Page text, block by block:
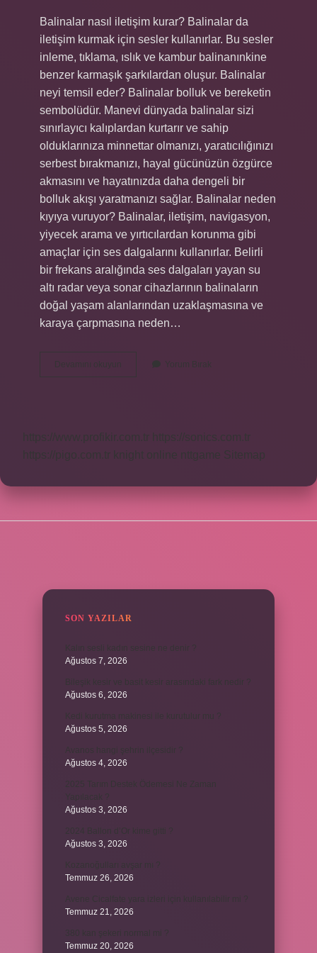
Balinalar nasıl iletişim kurar? Balinalar da
iletişim kurmak için sesler kullanırlar. Bu sesler
inleme, tıklama, ıslık ve kambur balinanınkine
benzer karmaşık şarkılardan oluşur. Balinalar
neyi temsil eder? Balinalar bolluk ve bereketin
sembolüdür. Manevi dünyada balinalar sizi
sınırlayıcı kalıplardan kurtarır ve sahip
olduklarınıza minnettar olmanızı, yaratıcılığınızı
serbest bırakmanızı, hayal gücünüzün özgürce
akmasını ve hayatınızda daha dengeli bir
bolluk akışı yaratmanızı sağlar. Balinalar neden
kıyıya vuruyor? Balinalar, iletişim, navigasyon,
yiyecek arama ve yırtıcılardan korunma gibi
amaçlar için ses dalgalarını kullanırlar. Belirli
bir frekans aralığında ses dalgaları yayan su
altı radar veya sonar cihazlarının balinaların
doğal yaşam alanlarından uzaklaşmasına ve
karaya çarpmasına neden…
Devamını okuyun
Balinalar
Nasıl
Yorum Bırak
https://www.profikir.com.tr
https://sonics.com.tr
https://pigo.com.tr knight online nttgame Sitemap
SON YAZILAR
Ağustos 7, 2026
Ağustos 6, 2026
Ağustos 5, 2026
Ağustos 4, 2026
Ağustos 3, 2026
Ağustos 3, 2026
Temmuz 26, 2026
Temmuz 21, 2026
Temmuz 20, 2026